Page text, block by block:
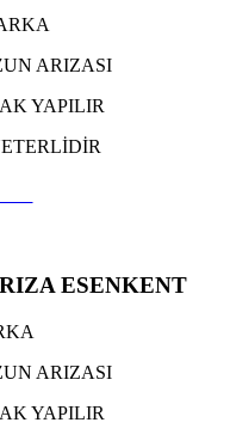
ARIZASI
YAPILIR
ESENKENT
ARIZASI
YAPILIR